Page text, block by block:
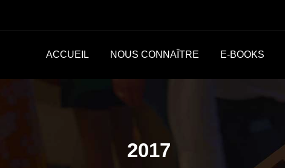
ACCUEIL NOUS CONNAÎTRE E-BOOKS
2017